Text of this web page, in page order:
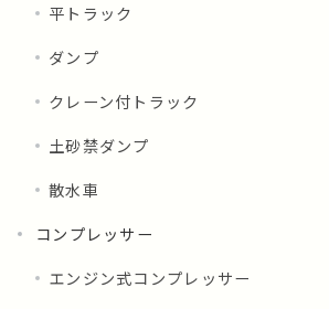
平トラック
ダンプ
クレーン付トラック
土砂禁ダンプ
散水車
コンプレッサー
エンジン式コンプレッサー